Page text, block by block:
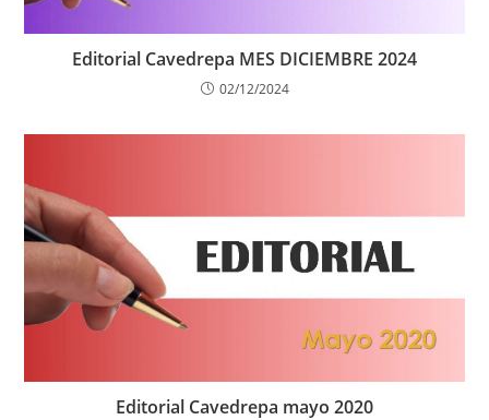
Editorial Cavedrepa MES DICIEMBRE 2024
02/12/2024
Editorial Cavedrepa mayo 2020